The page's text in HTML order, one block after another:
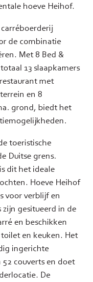
hoeve Heihof.
de combinatie
Met 8 Bed &
13 slaapkamers
met
en 8
grond, biedt het
toeristische
Duitse grens.
dit het ideale
Hoeve Heihof
voor verblijf en
gesitueerd in de
en beschikken
en keuken. Het
ingerichte
couverts en doet
De